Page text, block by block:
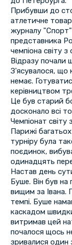
Прибувши до
атлетичне
журналу
представника
чемпіона світу
Відразу почали
З'ясувалося, що
немає.
керівництвом
Це був старий
досконало всі
Чемпіонат
Парижі
турніру була
поєдинок,
одинадцять
Настав день
Буше. Він був
вищим за Івана.
темпі. Буше
каскадом
витримав цей
почалося щось
зривалися один